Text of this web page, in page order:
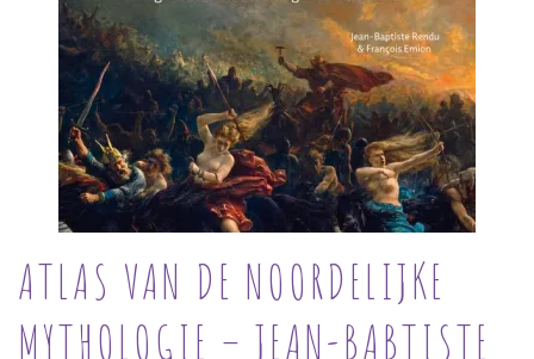
ATLAS VAN DE NOORDELIJKE
MYTHOLOGIE – JEAN-BABTISTE